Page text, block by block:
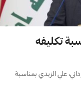
تكليفه
علي الزيدي بمناسبة